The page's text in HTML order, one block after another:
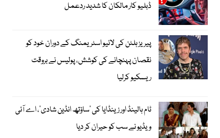
ڈبلیو کار مالکان کا شدید ردعمل
پیریز ہلٹن کی لائیو اسٹریمنگ کے دوران خود کو
نقصان پہنچانے کی کوشش، پولیس نے بروقت
ریسکیو کرلیا
ٹام ہالینڈ اور زینڈایا کی ’ساؤتھ انڈین شادی‘، اے آئی
ویڈیو نے سب کو حیران کر دیا